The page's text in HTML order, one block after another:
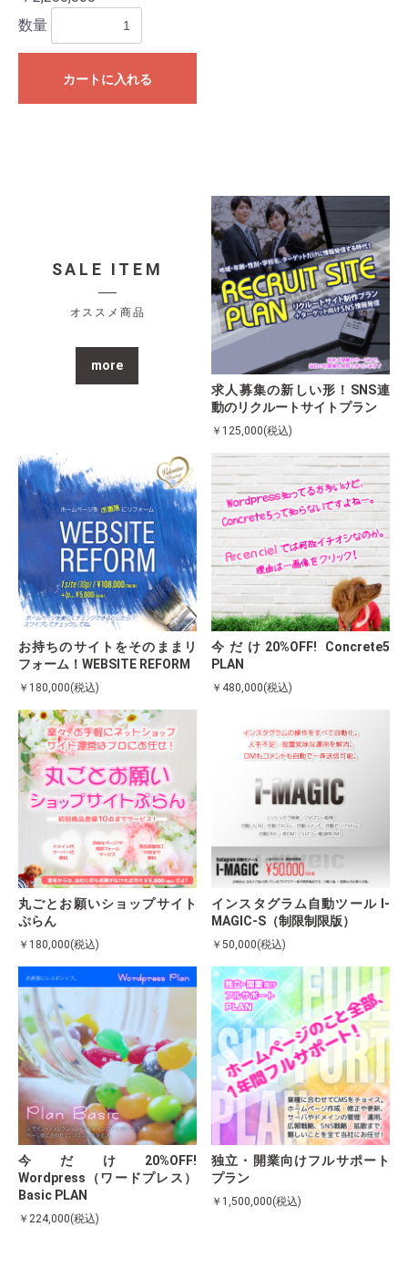
数量
カートに入れる
サービス閲覧を続ける
SALE ITEM
オススメ商品
more
求人募集の新しい形！SNS連
動のリクルートサイトプラン
￥125,000(税込)
お持ちのサイトをそのままリ
フォーム！WEBSITE REFORM
￥180,000(税込)
今だけ20%OFF! Concrete5
PLAN
￥480,000(税込)
丸ごとお願いショップサイト
ぷらん
￥180,000(税込)
インスタグラム自動ツール I-
MAGIC-S（制限制限版）
￥50,000(税込)
今だけ20%OFF!
Wordpress（ワードプレス）
Basic PLAN
￥224,000(税込)
独立・開業向けフルサポート
プラン
￥1,500,000(税込)